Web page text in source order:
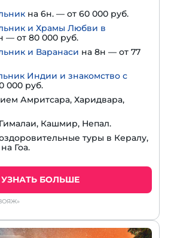
на 6н. — от 60 000 руб.
и Храмы Любви в
— от 80 000 руб.
и Варанаси на 8н — от 77
Индии и знакомство с
000 руб.
Амритсара, Харидвара,
Кашмир, Непал.
туры в Кералу,
Гоа.
УЗНАТЬ БОЛЬШЕ